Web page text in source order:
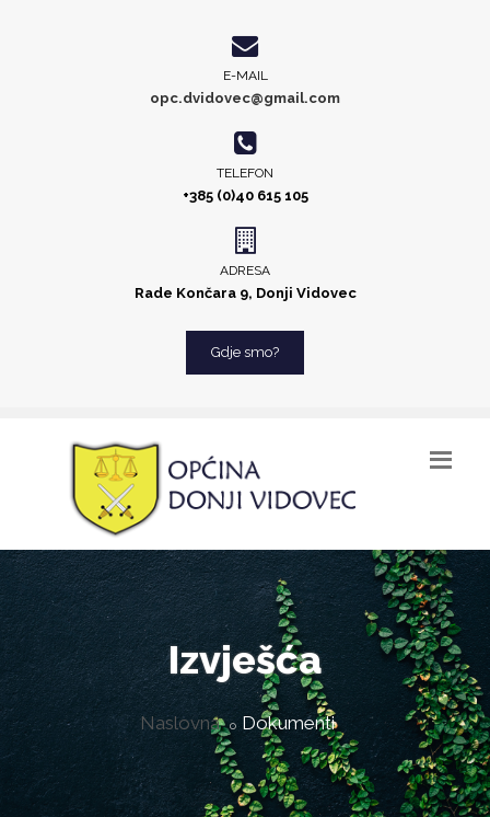
E-MAIL
opc.dvidovec@gmail.com
TELEFON
+385 (0)40 615 105
ADRESA
Rade Končara 9, Donji Vidovec
Gdje smo?
Izvješća
Naslovna Dokumenti